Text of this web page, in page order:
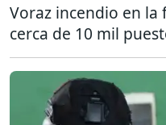
Voraz incendio en
cerca de 10 mil